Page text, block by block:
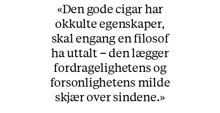
Den gode cigar har
okkulte egenskaper,
skal engang en filosof
ha uttalt – den lægger
fordragelighetens og
forsonlighetens milde
skjær over sindene.